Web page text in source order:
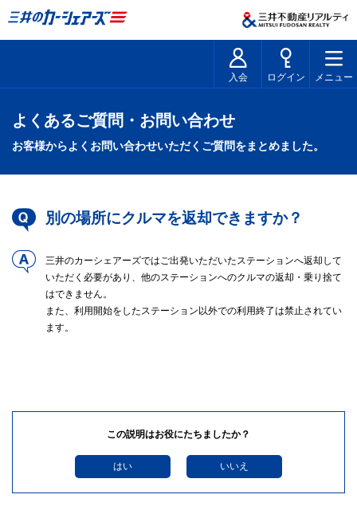
入会 ログイン メニュー
よくあるご質問・お問い合わせ
お客様からよくお問い合わせいただくご質問をまとめました。
別の場所にクルマを返却できますか？
三井のカーシェアーズではご出発いただいたステーションへ返却して
いただく必要があり、他のステーションへのクルマの返却・乗り捨て
はできません。
また、利用開始をしたステーション以外での利用終了は禁止されてい
ます。
この説明はお役にたちましたか？
はい いいえ